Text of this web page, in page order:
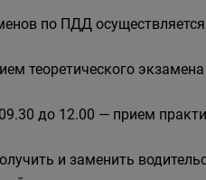
по ПДД
теоретического
до 12.00 — прием
и заменить